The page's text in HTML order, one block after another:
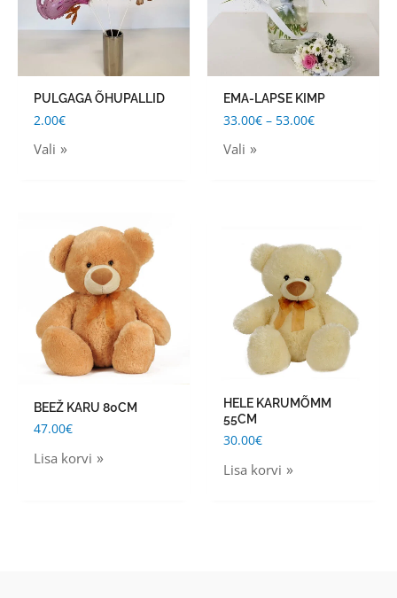
PULGAGA ÕHUPALLID
2.00€
Vali
variants.
The
may
be
on
page
EMA-LAPSE KIMP
33.00€ – 53.00€
Vali
variants.
The
options
may
be
chosen
on
BEEŽ KARU 80CM
47.00€
Lisa korvi
HELE KARUMÕMM
55CM
30.00€
Lisa korvi